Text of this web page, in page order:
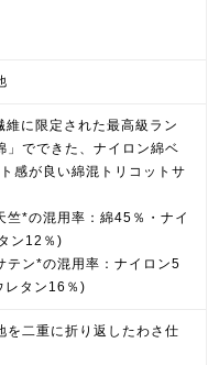
に限定された最高級ラン
」でできた、ナイロン綿ベ
感が良い綿混トリコットサ
竺*の混用率：綿45％・ナイ
ン12％)
テン*の混用率：ナイロン5
レタン16％)
を二重に折り返したわさ仕